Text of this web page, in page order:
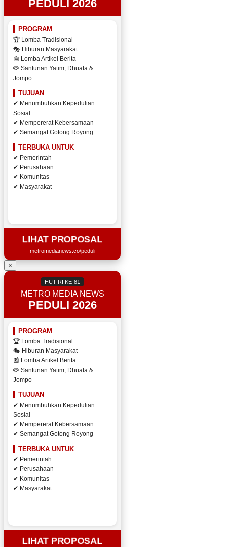
PEDULI 2026
PROGRAM
🏆 Lomba Tradisional
🎭 Hiburan Masyarakat
📰 Lomba Artikel Berita
🤲 Santunan Yatim, Dhuafa &
Jompo
TUJUAN
✔ Menumbuhkan Kepedulian
Sosial
✔ Mempererat Kebersamaan
✔ Semangat Gotong Royong
TERBUKA UNTUK
✔ Pemerintah
✔ Perusahaan
✔ Komunitas
✔ Masyarakat
LIHAT PROPOSAL
metromedianews.co/peduli
×
HUT RI KE-81
METRO MEDIA NEWS
PEDULI 2026
PROGRAM
🏆 Lomba Tradisional
🎭 Hiburan Masyarakat
📰 Lomba Artikel Berita
🤲 Santunan Yatim, Dhuafa &
Jompo
TUJUAN
✔ Menumbuhkan Kepedulian
Sosial
✔ Mempererat Kebersamaan
✔ Semangat Gotong Royong
TERBUKA UNTUK
✔ Pemerintah
✔ Perusahaan
✔ Komunitas
✔ Masyarakat
LIHAT PROPOSAL